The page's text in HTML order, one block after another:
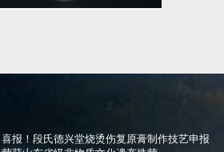
喜报！段氏德兴堂烧烫伤复原膏制作技艺申报